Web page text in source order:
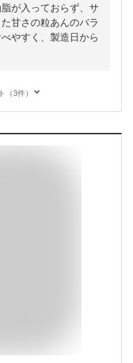
が入っておらず、サ
甘さの粒あんのバラ
やすく、製造日から
（3件）